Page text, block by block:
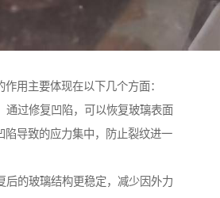
用主要体现在以下几个方面：
通过修复凹陷，可以恢复玻璃表面
陷导致的应力集中，防止裂纹进一
后的玻璃结构更稳定，减少因外力